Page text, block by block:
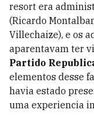
resort era
(Ricardo
Villechaize), e os
aparentavam ter
Partido
elementos desse
havia estado
uma experiencia